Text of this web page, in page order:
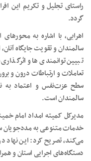
راستای تجلیل و تکریم این
گردد.
اهرابی، با اشاره به
سالمندان و تقویت جایگاه
تبیین توانمندی‌ها و
تعاملات و ارتباطات درون و
سطح عزت‌نفس و اعتماد به
سالمندان است.
مدیرکل کمیته امداد امام
خدمات متنوعی به مددجویان
می‌کند، تصریح کرد: این نهاد
دستگاه‌های اجرایی استان و